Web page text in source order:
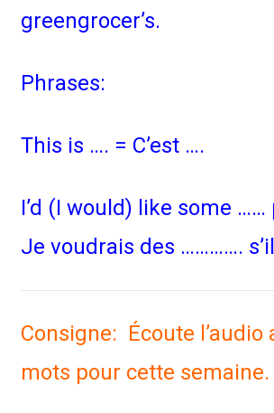
greengrocer’s.
Phrases:
This is …. = C’est ….
I’d (I would) like some
Je voudrais des ………….
Consigne: Écoute l’audio
mots pour cette semaine.